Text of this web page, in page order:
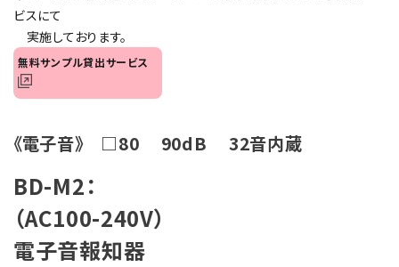
センサ機器
散光式警光灯
補修パーツ
製品選定の仕方
ガイドライン
ビスにて
実施しております。
無料サンプル貸出サービス
《電子音》 □80 90dB 32音内蔵
BD-M2：
（AC100-240V）
電子音報知器